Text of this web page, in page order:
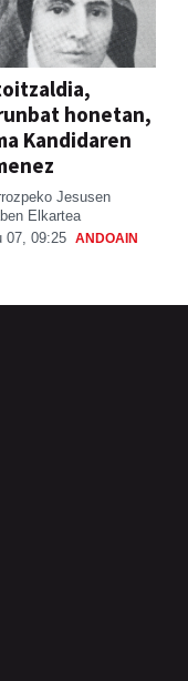
honetan,
Kandidaren
Jesusen
Elkartea
07, 09:25 ANDOAIN